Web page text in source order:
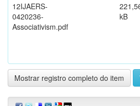
12IJAERS-
0420236-
Associativism.pdf
kB
Mostrar registro completo do item